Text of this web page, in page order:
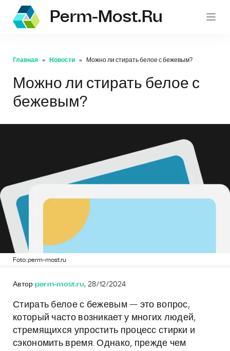
Perm-Most.ru
Главная Новости Можно ли стирать белое с бежевым?
Можно ли стирать белое с
бежевым?
Foto: perm-most.ru
Автор perm-most.ru, 28/12/2024
Стирать белое с бежевым — это вопрос,
который часто возникает у многих людей,
стремящихся упростить процесс стирки и
сэкономить время. Однако, прежде чем